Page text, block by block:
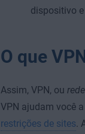
dispositivo
O que
Assim, VPN, ou
VPN ajudam você
restrições de sites.